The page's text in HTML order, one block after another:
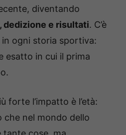
diventando
dedizione e risultati. C’è
ogni storia sportiva:
esatto in cui il prima
forte l’impatto è l’età:
che nel mondo dello